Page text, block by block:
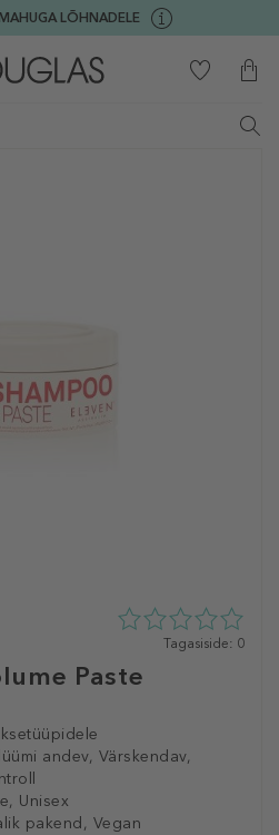
LÕHNADELE
Paste
andev, Värskendav,
Unisex
pakend, Vegan
0
Tagasiside: 0